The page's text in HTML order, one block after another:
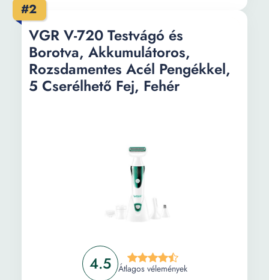
#2
4.5 Átlagos vélemények
VGR V-720 Testvágó és
Borotva, Akkumulátoros,
Rozsdamentes Acél Pengékkel,
5 Cserélhető Fej, Fehér